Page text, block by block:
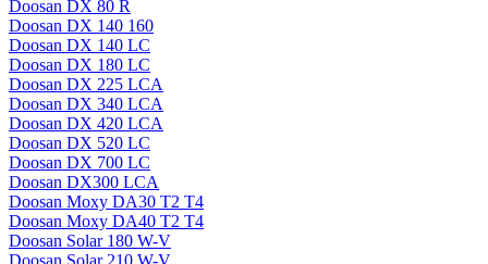
Doosan DX 80 R
Doosan DX 140 160
Doosan DX 140 LC
Doosan DX 180 LC
Doosan DX 225 LCA
Doosan DX 340 LCA
Doosan DX 420 LCA
Doosan DX 520 LC
Doosan DX 700 LC
Doosan DX300 LCA
Doosan Moxy DA30 T2 T4
Doosan Moxy DA40 T2 T4
Doosan Solar 180 W-V
Doosan Solar 210 W-V